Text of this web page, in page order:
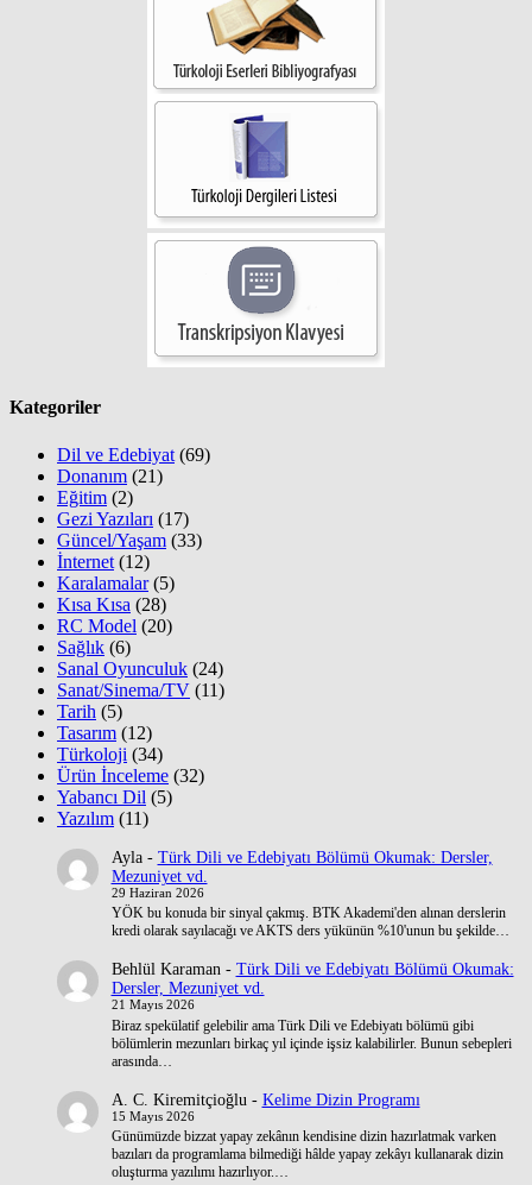
Kategoriler
Dil ve Edebiyat (69)
Donanım (21)
Eğitim (2)
Gezi Yazıları (17)
Güncel/Yaşam (33)
İnternet (12)
Karalamalar(5)
Kısa Kısa (28)
RC Model (20)
Sağlık (6)
Sanal Oyunculuk (24)
Sanat/Sinema/TV (11)
Tarih (5)
Tasarım (12)
Türkoloji (34)
Ürün İnceleme (32)
Yabancı Dil (5)
Yazılım (11)
Ayla- Türk Dili ve Edebiyatı Bölümü Okumak: Dersler,
Mezuniyet vd.
29 Haziran 2026
YÖK bu konuda bir sinyal çakmış. BTK Akademi'den alınan derslerin
kredi olarak sayılacağı ve AKTS ders yükünün %10'unun bu şekilde…
Behlül Karaman- Türk Dili ve Edebiyatı Bölümü Okumak:
Dersler, Mezuniyet vd.
21 Mayıs 2026
Biraz spekülatif gelebilir ama Türk Dili ve Edebiyatı bölümü gibi
bölümlerin mezunları birkaç yıl içinde işsiz kalabilirler. Bunun sebepleri
arasında…
A. C. Kiremitçioğlu - Kelime Dizin Programı
15 Mayıs 2026
Günümüzde bizzat yapay zekânın kendisine dizin hazırlatmak varken
bazıları da programlama bilmediği hâlde yapay zekâyı kullanarak dizin
oluşturma yazılımı hazırlıyor.…